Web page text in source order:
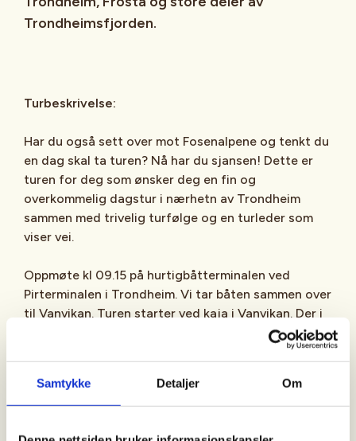
Samtykke Detaljer Om
Trondheimsfjorden.
Turbeskrivelse:
Har du også sett over mot Fosenalpene og tenkt du
en dag skal ta turen? Nå har du sjansen! Dette er
turen for deg som ønsker deg en fin og
overkommelig dagstur i nærhetn av Trondheim
sammen med trivelig turfølge og en turleder som
viser vei.
Oppmøte kl 09.15 på hurtigbåtterminalen ved
Pirterminalen i Trondheim. Vi tar båten sammen over
til Vanvikan. Turen starter ved kaja i Vanvikan. Der i
fra går vi et lite stykke asfalt før stien går bratt
opp. Stien fortsetter gjennom skog og tidvis blaut
terreng tett på Klumpan og Grønliklumpen (538
moh). Til høyre ut mot sjøen sees dagens turmål: